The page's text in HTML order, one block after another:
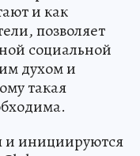
и как
позволяет
социальной
духом и
такая
и инициируются